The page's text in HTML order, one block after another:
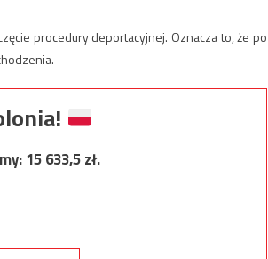
procedury deportacyjnej. Oznacza to, że po
15 633,5zł.